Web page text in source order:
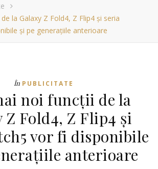
la Galaxy Z Fold4, Z Flip4 și seria
și pe generațiile anterioare
În PUBLICITATE
noi funcții de la
Z Fold4, Z Flip4 și
vor fi disponibile
anterioare